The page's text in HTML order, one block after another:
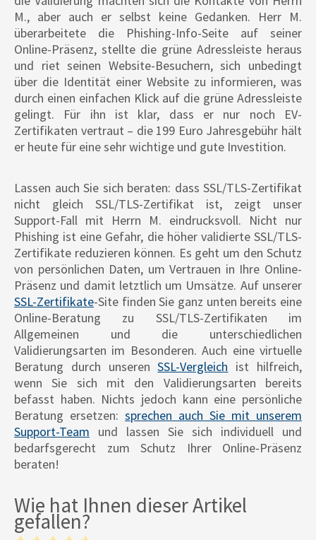
M., aber auch er selbst keine Gedanken. Herr M.
überarbeitete die Phishing-Info-Seite auf seiner
Online-Präsenz, stellte die grüne Adressleiste heraus
und riet seinen Website-Besuchern, sich unbedingt
über die Identität einer Website zu informieren, was
durch einen einfachen Klick auf die grüne Adressleiste
gelingt. Für ihn ist klar, dass er nur noch EV-
Zertifikaten vertraut – die 199 Euro Jahresgebühr hält
er heute für eine sehr wichtige und gute Investition.
Lassen auch Sie sich beraten: dass SSL/TLS-Zertifikat
nicht gleich SSL/TLS-Zertifikat ist, zeigt unser
Support-Fall mit Herrn M. eindrucksvoll. Nicht nur
Phishing ist eine Gefahr, die höher validierte SSL/TLS-
Zertifikate reduzieren können. Es geht um den Schutz
von persönlichen Daten, um Vertrauen in Ihre Online-
Präsenz und damit letztlich um Umsätze. Auf unserer
SSL-Zertifikate-Site finden Sie ganz unten bereits eine
Online-Beratung zu SSL/TLS-Zertifikaten im
Allgemeinen und die unterschiedlichen
Validierungsarten im Besonderen. Auch eine virtuelle
Beratung durch unserenSSL-Vergleich ist hilfreich,
wenn Sie sich mit den Validierungsarten bereits
befasst haben. Nichts jedoch kann eine persönliche
Beratung ersetzen: sprechen auch Sie mit unserem
Support-Team und lassen Sie sich individuell und
bedarfsgerecht zum Schutz Ihrer Online-Präsenz
beraten!
Wie hat Ihnen dieser Artikel
gefallen?